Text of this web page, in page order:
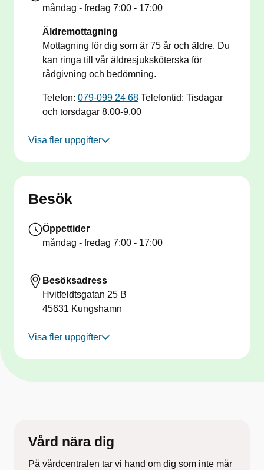
måndag - fredag 7:00 - 17:00
Äldremottagning
Mottagning för dig som är 75 år och äldre. Du
kan ringa till vår äldresjuksköterska för
rådgivning och bedömning.
Telefon: 079-099 24 68 Telefontid: Tisdagar
och torsdagar 8.00-9.00
Visa fler uppgifter
Besök
Öppettider
måndag - fredag 7:00 - 17:00
Besöksadress
Hvitfeldtsgatan 25 B
45631 Kungshamn
Visa fler uppgifter
Vård nära dig
På vårdcentralen tar vi hand om dig som inte mår